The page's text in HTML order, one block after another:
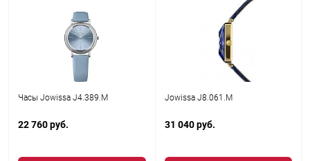
Часы Jowissa J4.389.M
22 760 руб.
Jowissa J8.061.M
31 040 руб.